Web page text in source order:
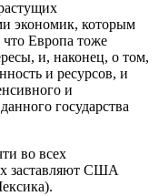
экономик, которым
Европа тоже
и, наконец, о том,
и ресурсов, и
и
государства
во всех
заставляют США